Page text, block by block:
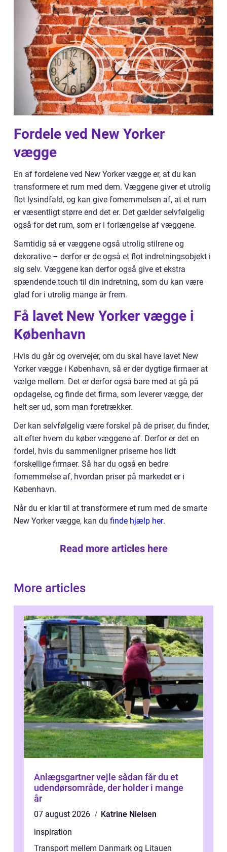
Fordele ved New Yorker
vægge
En af fordelene ved New Yorker vægge er, at du kan
transformere et rum med dem. Væggene giver et utrolig
flot lysindfald, og kan give fornemmelsen af, at et rum
er væsentligt større end det er. Det gælder selvfølgelig
også for det rum, som er i forlængelse af væggene.
Samtidig så er væggene også utrolig stilrene og
dekorative – derfor er de også et flot indretningsobjekt i
sig selv. Væggene kan derfor også give et ekstra
spændende touch til din indretning, som du kan være
glad for i utrolig mange år frem.
Få lavet New Yorker vægge i
København
Hvis du går og overvejer, om du skal have lavet New
Yorker vægge i København, så er der dygtige firmaer at
vælge mellem. Det er derfor også bare med at gå på
opdagelse, og finde det firma, som leverer vægge, der
helt ser ud, som man foretrækker.
Der kan selvfølgelig være forskel på de priser, du finder,
alt efter hvem du køber væggene af. Derfor er det en
fordel, hvis du sammenligner priserne hos lidt
forskellige firmaer. Så har du også en bedre
fornemmelse af, hvordan priser på markedet er i
København.
Når du er klar til at transformere et rum med de smarte
New Yorker vægge, kan du finde hjælp her.
Read more articles here
More articles
Anlægsgartner vejle sådan får du et
udendørsområde, der holder i mange
år
07 august 2026
Katrine Nielsen
inspiration
Transport mellem Danmark og Litauen